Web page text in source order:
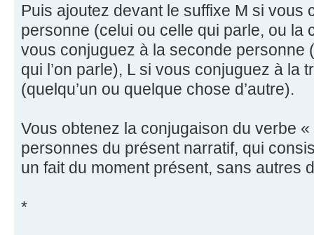
Puis ajoutez devant le suffixe M si vous
personne (celui ou celle qui parle, ou la
vous conjuguez à la seconde personne
qui l’on parle), L si vous conjuguez à la
(quelqu’un ou quelque chose d’autre).
Vous obtenez la conjugaison du verbe
personnes du présent narratif, qui
un fait du moment présent, sans autres
*